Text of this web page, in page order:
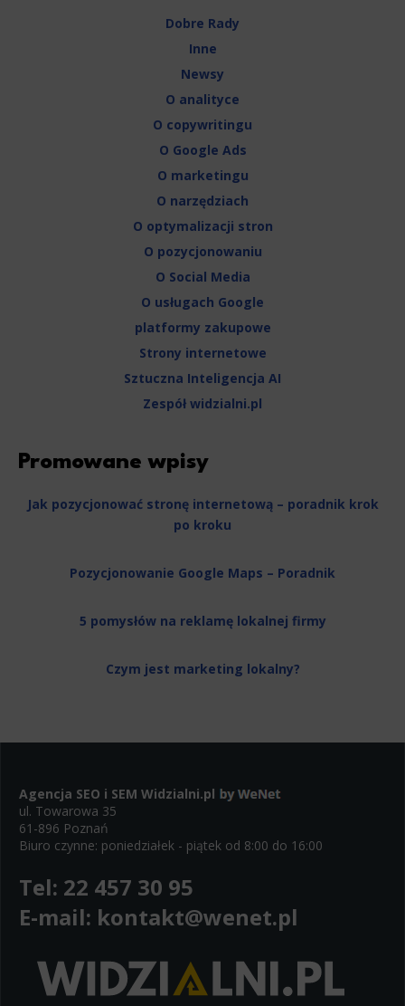
Dobre Rady
Inne
Newsy
O analityce
O copywritingu
O Google Ads
O marketingu
O narzędziach
O optymalizacji stron
O pozycjonowaniu
O Social Media
O usługach Google
platformy zakupowe
Strony internetowe
Sztuczna Inteligencja AI
Zespół widzialni.pl
Promowane wpisy
Jak pozycjonować stronę internetową – poradnik krok
po kroku
Pozycjonowanie Google Maps – Poradnik
5 pomysłów na reklamę lokalnej firmy
Czym jest marketing lokalny?
Agencja SEO i SEM Widzialni.pl
ul. Towarowa 35
61-896 Poznań
Biuro czynne: poniedziałek - piątek od 8:00 do 16:00
Tel: 22 457 30 95
E-mail: kontakt@wenet.pl